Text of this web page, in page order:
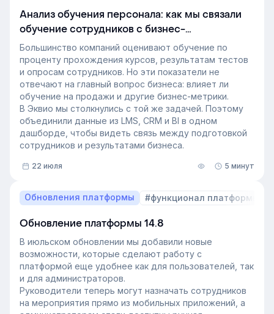
развитию сотрудников, требования к HR и L&D, а
также на критерии выбора LMS.
В этой статье разбираем, почему это происходит и
как эти изменения повлияют на корпоративное
обучение в ближайшие годы. Материал подготовлен
на основе интервью коммерческого директора
Эквио Леонида Бутакова для подкаста HR4People.
Анализ обучения персонала: как мы связали
обучение сотрудников с бизнес-
показателями
Большинство компаний оценивают обучение по
проценту прохождения курсов, результатам тестов
и опросам сотрудников. Но эти показатели не
отвечают на главный вопрос бизнеса: влияет ли
обучение на продажи и другие бизнес-метрики.
В Эквио мы столкнулись с той же задачей. Поэтому
объединили данные из LMS, CRM и BI в одном
дашборде, чтобы видеть связь между подготовкой
сотрудников и результатами бизнеса.
22 июля 5 минут
Обновления платформы #функционал платформы
Обновление платформы 14.8
В июльском обновлении мы добавили новые
возможности, которые сделают работу с
платформой еще удобнее как для пользователей, так
и для администраторов.
Руководители теперь могут назначать сотрудников
на мероприятия прямо из мобильных приложений, а